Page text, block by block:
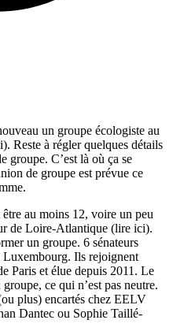
un groupe écologiste au
). Reste à régler quelques détails
groupe. C’est là où ça se
de groupe est prévue ce
au moins 12, voire un peu
de Loire-Atlantique (lire ici).
un groupe. 6 sénateurs
Ils rejoignent
Paris et élue depuis 2011. Le
ce qui n’est pas neutre.
plus) encartés chez EELV
Dantec ou Sophie Taillé-